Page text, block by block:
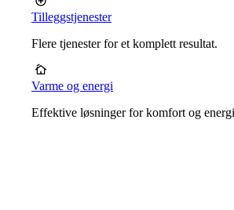
Tilleggstjenester
Flere tjenester for et komplett resultat.
Varme og energi
Effektive løsninger for komfort og